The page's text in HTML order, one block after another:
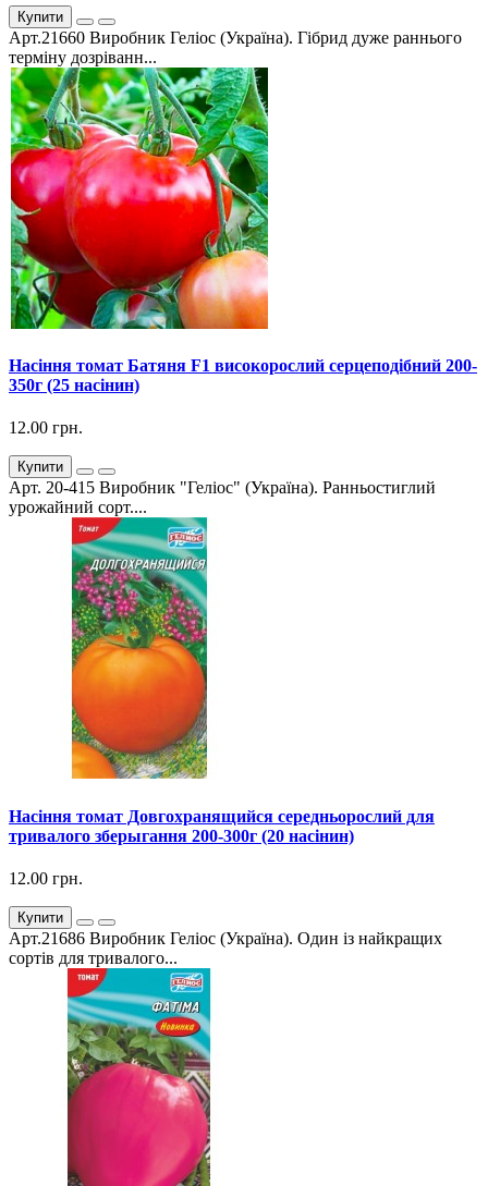
Купити
Арт.21660 Виробник Геліос (Україна). Гібрид дуже раннього
терміну дозріванн...
Насіння томат Батяня F1 високорослий серцеподібний 200-
350г (25 насінин)
12.00 грн.
Купити
Арт. 20-415 Виробник "Геліос" (Україна). Ранньостиглий
урожайний сорт....
Насіння томат Довгохранящийся середньорослий для
тривалого зберыгання 200-300г (20 насінин)
12.00 грн.
Купити
Арт.21686 Виробник Геліос (Україна). Один із найкращих
сортів для тривалого...